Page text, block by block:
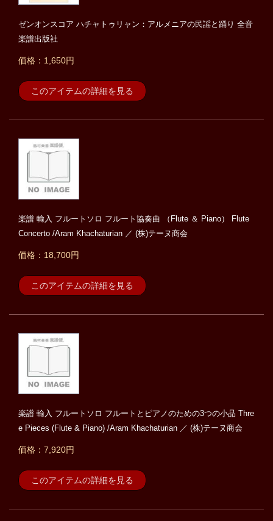
ゼンオンスコア ハチャトゥリャン：アルメニアの民謡と踊り 全音
楽譜出版社
価格：1,650円
このアイテムの詳細を見る
楽譜 輸入 フルートソロ フルート協奏曲 （Flute ＆ Piano） Flute
Concerto /Aram Khachaturian ／ (株)テーヌ商会
価格：18,700円
このアイテムの詳細を見る
楽譜 輸入 フルートソロ フルートとピアノのための3つの小品 Thre
e Pieces (Flute & Piano) /Aram Khachaturian ／ (株)テーヌ商会
価格：7,920円
このアイテムの詳細を見る